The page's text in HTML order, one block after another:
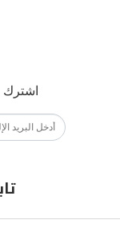
اشترك